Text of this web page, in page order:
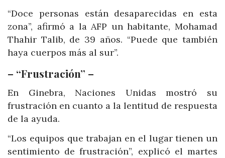
“Doce personas están desaparecidas en esta
zona”, afirmó a la AFP un habitante, Mohamad
Thahir Talib, de 39 años. “Puede que también
haya cuerpos más al sur”.
– “Frustración” –
En Ginebra, Naciones Unidas mostró su
frustración en cuanto a la lentitud de respuesta
de la ayuda.
“Los equipos que trabajan en el lugar tienen un
sentimiento de frustración”, explicó el martes